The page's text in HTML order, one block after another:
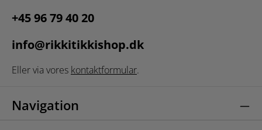
+45 96 79 40 20
info@rikkitikkishop.dk
Eller via vores kontaktformular.
Navigation